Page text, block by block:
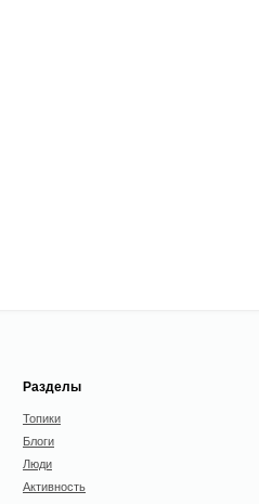
Разделы
Топики
Блоги
Люди
Активность